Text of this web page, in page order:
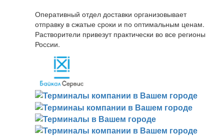
Оперативный отдел доставки организовывает
отправку в сжатые сроки и по оптимальным ценам.
Растворители привезут практически во все регионы
России.